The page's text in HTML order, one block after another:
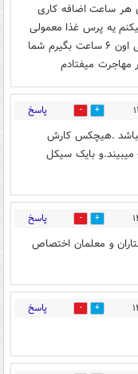
به ازای هر ساعت اضافه کاری
کاری میکنم یه پرس غذا معمولی
از بیرون و از غذا خوری ارزان نمیتونم با دریافتی اون ۶ ساعت بگیرم شما
مهاجرت میفتادم
0 پاسخ
نباشد .هیچکس کارش
بایک سیکل
0 پاسخ
و معلمان اختصاص
1 پاسخ